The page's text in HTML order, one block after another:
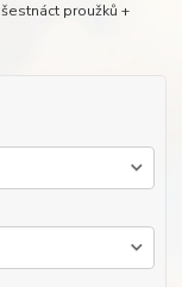
proužků +